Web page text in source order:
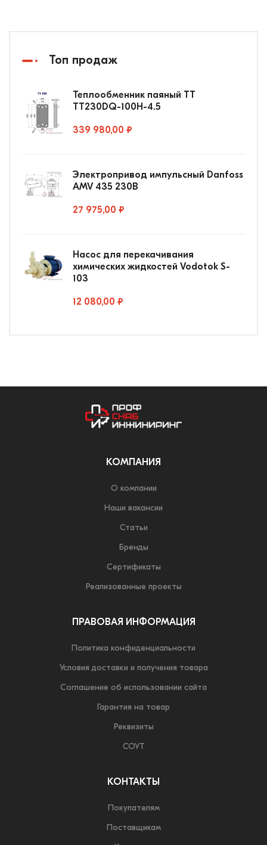
Топ продаж
Теплообменник паяный ТТ
ТТ230DQ-100Н-4.5
339 980,00 ₽
Электропривод импульсный Danfoss
AMV 435 230В
27 975,00 ₽
Насос для перекачивания
химических жидкостей Vodotok S-
103
12 080,00 ₽
КОМПАНИЯ
О компании
Наши вакансии
Статьи
Бренды
Сертификаты
Реализованные проекты
ПРАВОВАЯ ИНФОРМАЦИЯ
Политика конфиденциальности
Условия доставки и получения товара
Соглашение об использовании сайта
Гарантия на товар
Реквизиты
СОУТ
КОНТАКТЫ
Покупателям
Поставщикам